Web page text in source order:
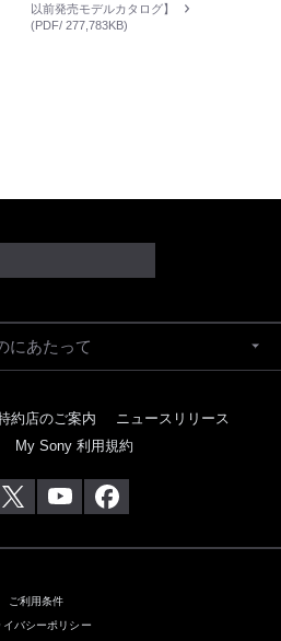
以前発売モデルカタログ】
(PDF/ 277,783KB)
にあたって
約店のご案内
ニュースリリース
My Sony 利用規約
ご利用条件
イバシーポリシー